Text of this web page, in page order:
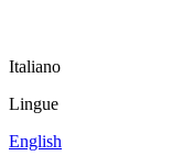
Italiano
Lingue
English